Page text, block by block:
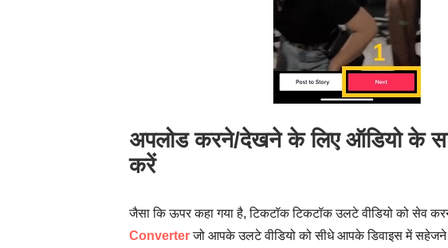
अपलोड करने/देखने के लिए ऑडियो के
करें
जैसा कि ऊपर कहा गया है, टिकटॉक टिकटॉक उलटे वीडियो को सेव
Converterजो आपके उलटे वीडियो को सीधे आपके डिवाइस में